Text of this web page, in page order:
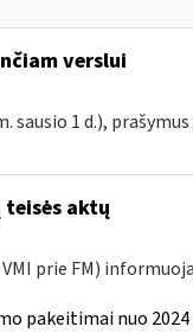
verslui
sausio 1 d.), prašymus
aktų
prie FM)
pakeitimai nuo 2024